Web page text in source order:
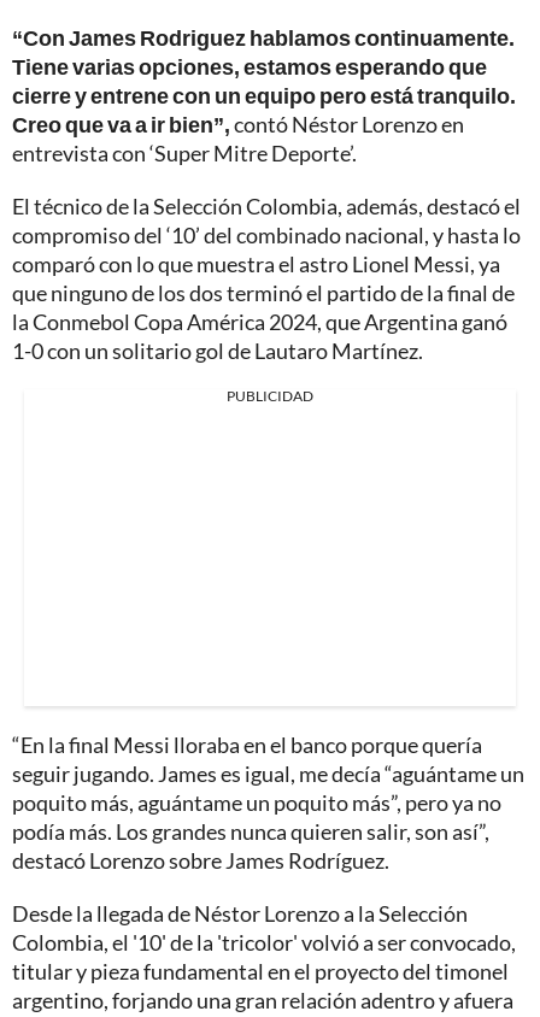
“Con James Rodriguez hablamos continuamente.
Tiene varias opciones, estamos esperando que
cierre y entrene con un equipo pero está tranquilo.
Creo que va a ir bien”,contó Néstor Lorenzo en
entrevista con ‘Super Mitre Deporte’.
El técnico de la Selección Colombia, además, destacó el
compromiso del ‘10’ del combinado nacional, y hasta lo
comparó con lo que muestra el astro Lionel Messi, ya
que ninguno de los dos terminó el partido de la final de
la Conmebol Copa América 2024, que Argentina ganó
1-0 con un solitario gol de Lautaro Martínez.
PUBLICIDAD
“En la final Messi lloraba en el banco porque quería
seguir jugando. James es igual, me decía “aguántame un
poquito más, aguántame un poquito más”, pero ya no
podía más. Los grandes nunca quieren salir, son así”,
destacó Lorenzo sobre James Rodríguez.
Desde la llegada de Néstor Lorenzo a la Selección
Colombia, el '10' de la 'tricolor' volvió a ser convocado,
titular y pieza fundamental en el proyecto del timonel
argentino, forjando una gran relación adentro y afuera